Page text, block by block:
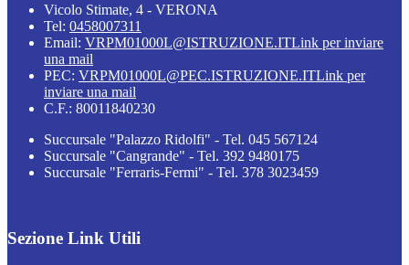
Vicolo Stimate, 4 - VERONA
Tel: 0458007311
Email: VRPM01000L@ISTRUZIONE.ITLink per inviare
una mail
PEC: VRPM01000L@PEC.ISTRUZIONE.ITLink per
inviare una mail
C.F.: 80011840230
Succursale "Palazzo Ridolfi" - Tel. 045 567124
Succursale "Cangrande" - Tel. 392 9480175
Succursale "Ferraris-Fermi" - Tel. 378 3023459
Sezione Link Utili